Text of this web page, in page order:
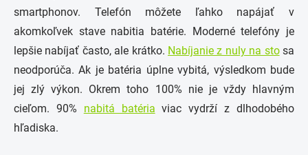
smartphonov. Telefón môžete ľahko napájať v
akomkoľvek stave nabitia batérie. Moderné telefóny je
lepšie nabíjať často, ale krátko. Nabíjanie z nuly na stosa
neodporúča. Ak je batéria úplne vybitá, výsledkom bude
jej zlý výkon. Okrem toho 100% nie je vždy hlavným
cieľom. 90% nabitá batéria viac vydrží z dlhodobého
hľadiska.